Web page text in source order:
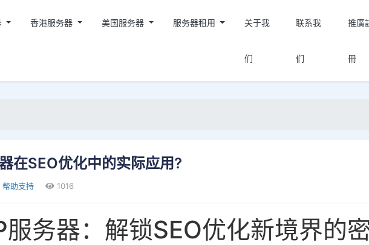
香港服务器 美国服务器 服务器租用 关于我
们
联系我
们
推廣
冊
在SEO优化中的实际应用?
帮助支持 1016
服务器：解锁SEO优化新境界的